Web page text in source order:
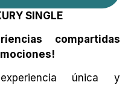
SINGLE
compartidas
única y